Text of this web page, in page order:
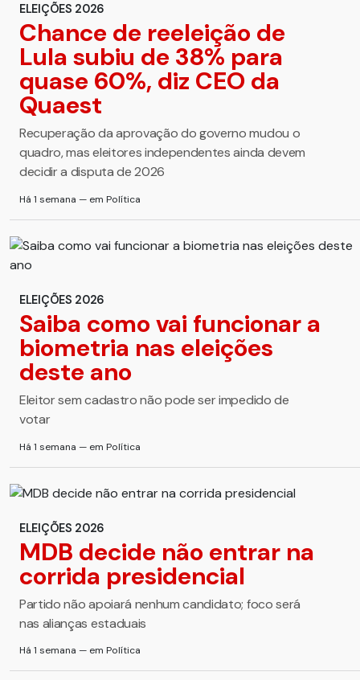
ELEIÇÕES 2026
Chance de reeleição de
Lula subiu de 38% para
quase 60%, diz CEO da
Quaest
Recuperação da aprovação do governo mudou o
quadro, mas eleitores independentes ainda devem
decidir a disputa de 2026
Há 1 semana — em Política
ELEIÇÕES 2026
Saiba como vai funcionar a
biometria nas eleições
deste ano
Eleitor sem cadastro não pode ser impedido de
votar
Há 1 semana — em Política
ELEIÇÕES 2026
MDB decide não entrar na
corrida presidencial
Partido não apoiará nenhum candidato; foco será
nas alianças estaduais
Há 1 semana — em Política